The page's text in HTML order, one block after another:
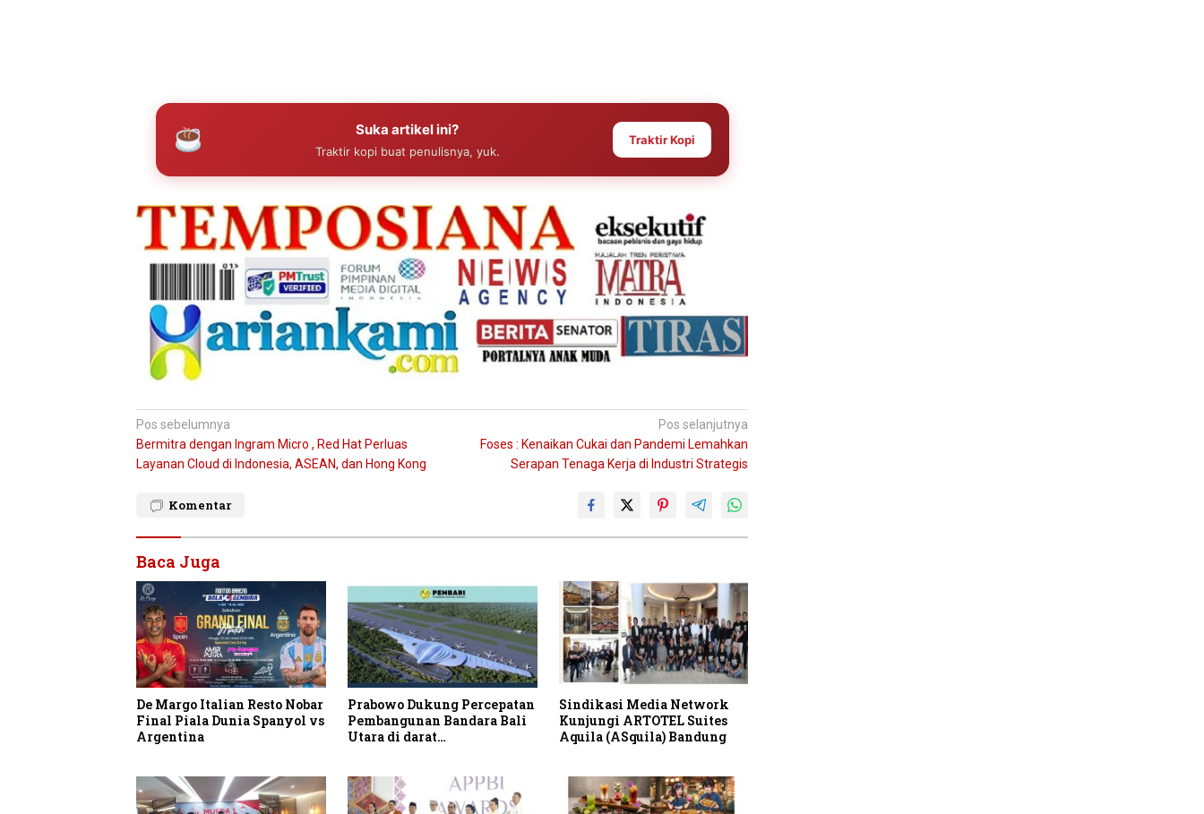
Suka artikel ini?
Traktir kopi buat penulisnya, yuk.
Traktir Kopi
Navigasi
pos
Pos sebelumnya
Bermitra dengan Ingram Micro , Red Hat Perluas
Layanan Cloud di Indonesia, ASEAN, dan Hong Kong
Pos selanjutnya
Foses : Kenaikan Cukai dan Pandemi Lemahkan
Serapan Tenaga Kerja di Industri Strategis
Komentar
Baca Juga
De Margo Italian Resto Nobar
Final Piala Dunia Spanyol vs
Argentina
Prabowo Dukung Percepatan
Pembangunan Bandara Bali
Utara di darat
Sindikasi Media Network
Kunjungi ARTOTEL Suites
Aquila (ASquila) Bandung